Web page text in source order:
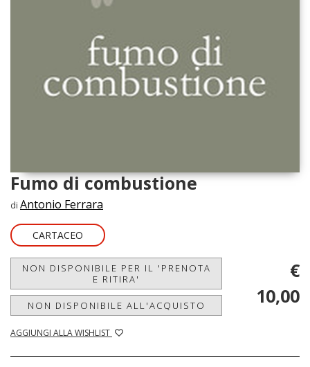
Fumo di combustione
di Antonio Ferrara
CARTACEO
NON DISPONIBILE PER IL 'PRENOTA
E RITIRA'
NON DISPONIBILE ALL'ACQUISTO
AGGIUNGI ALLA WISHLIST
€
10,00